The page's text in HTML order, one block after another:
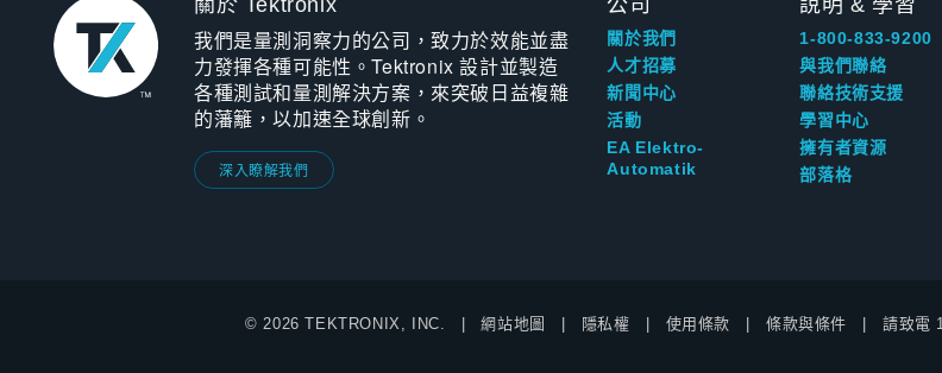
我們是量測洞察力的公司，致力於效能並盡
力發揮各種可能性。Tektronix 設計並製造
各種測試和量測解決方案，來突破日益複雜
的藩籬，以加速全球創新。
深入瞭解我們
關於我們
人才招募
新聞中心
活動
EA Elektro-
Automatik
1-800-833-9200
與我們聯絡
聯絡技術支援
學習中心
擁有者資源
部落格
© 2026 TEKTRONIX, INC. 網站地圖 隱私權 使用條款 條款與條件 請致電